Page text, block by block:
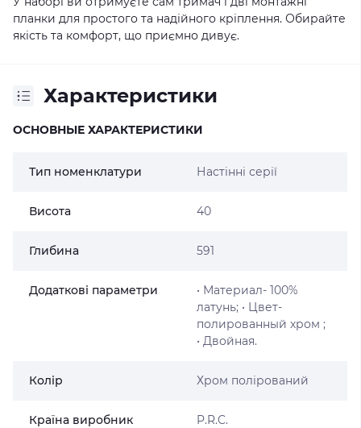
планки для простого та надійного кріплення. Обирайте
якість та комфорт, що приємно дивує.
Характеристики
ОСНОВНЫЕ ХАРАКТЕРИСТИКИ
Тип номенклатури Настінні серії
Висота 40
Глибина 591
Додаткові параметри
• Материал- 100%
латунь; • Цвет-
полированный хром ;
• Двойная.
Колір Хром полірований
Країна виробник P.R.C.